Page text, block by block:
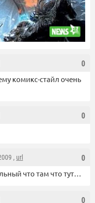
0
комикс-стайл очень
0
0
, url
что там что тут…
0